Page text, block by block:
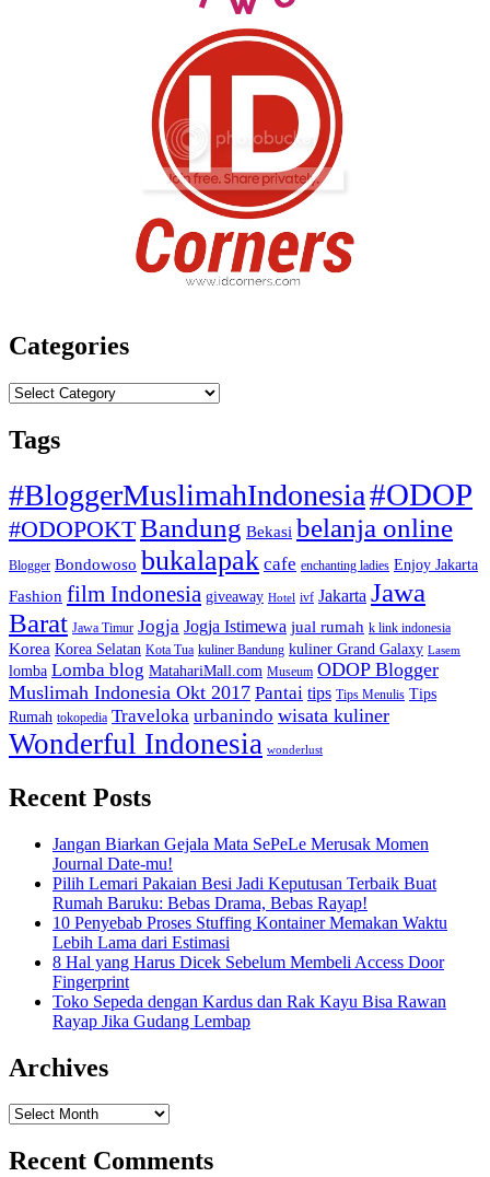
Categories
Categories
Tags
#BloggerMuslimahIndonesia#ODOP
#ODOPOKTBandung Bekasi belanja online
Blogger Bondowoso bukalapak cafe enchanting ladies Enjoy Jakarta
Fashion film Indonesia giveaway Hotel ivf Jakarta Jawa
Barat Jawa Timur Jogja Jogja Istimewa jual rumah k link indonesia
Korea Korea Selatan Kota Tua kuliner Bandung kuliner Grand Galaxy Lasem
lomba Lomba blog MatahariMall.com Museum ODOP Blogger
Muslimah Indonesia Okt 2017 Pantai tips Tips Menulis Tips
Rumah tokopedia Traveloka urbanindo wisata kuliner
Wonderful Indonesia wonderlust
Recent Posts
Jangan Biarkan Gejala Mata SePeLe Merusak Momen
Journal Date-mu!
Pilih Lemari Pakaian Besi Jadi Keputusan Terbaik Buat
Rumah Baruku: Bebas Drama, Bebas Rayap!
10 Penyebab Proses Stuffing Kontainer Memakan Waktu
Lebih Lama dari Estimasi
8 Hal yang Harus Dicek Sebelum Membeli Access Door
Fingerprint
Toko Sepeda dengan Kardus dan Rak Kayu Bisa Rawan
Rayap Jika Gudang Lembap
Archives
Archives
Recent Comments